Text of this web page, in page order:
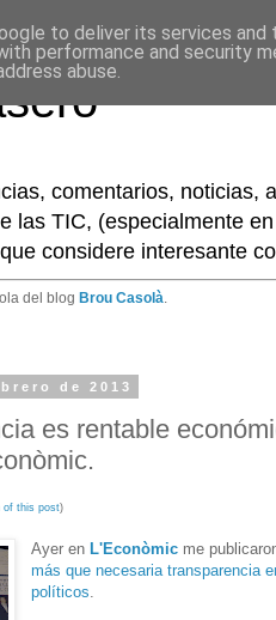
comentarios, noticias,
las TIC, (especialmente
considere interesante
del blog Brou Casolà.
de 2013
es rentable
of this post)
Ayer enL'Econòmic me
más que necesaria transparencia
políticos
to deliver its services
performance and security
abuse.